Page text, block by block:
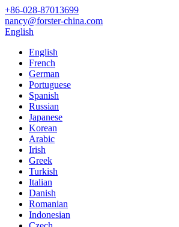
+86-028-87013699
nancy@forster-china.com
English
English
French
German
Portuguese
Spanish
Russian
Japanese
Korean
Arabic
Irish
Greek
Turkish
Italian
Danish
Romanian
Indonesian